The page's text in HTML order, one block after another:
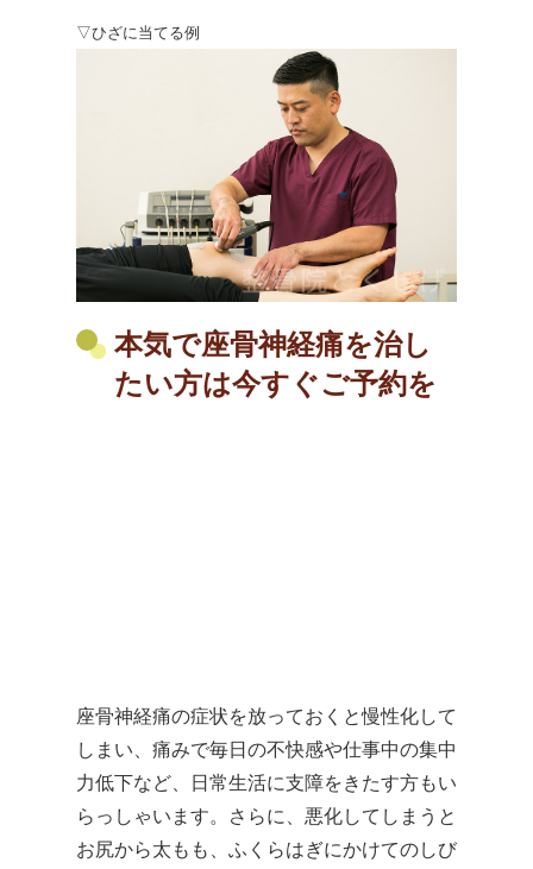
▽ひざに当てる例
本気で座骨神経痛を治し
たい方は今すぐご予約を
座骨神経痛の症状を放っておくと慢性化して
しまい、痛みで毎日の不快感や仕事中の集中
力低下など、日常生活に支障をきたす方もい
らっしゃいます。さらに、悪化してしまうと
お尻から太もも、ふくらはぎにかけてのしび